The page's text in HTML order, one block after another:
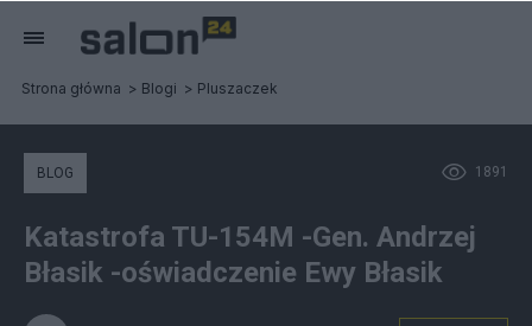
Strona główna Blogi Pluszaczek
1891
BLOG
Katastrofa TU-154M -Gen. Andrzej
Błasik -oświadczenie Ewy Błasik